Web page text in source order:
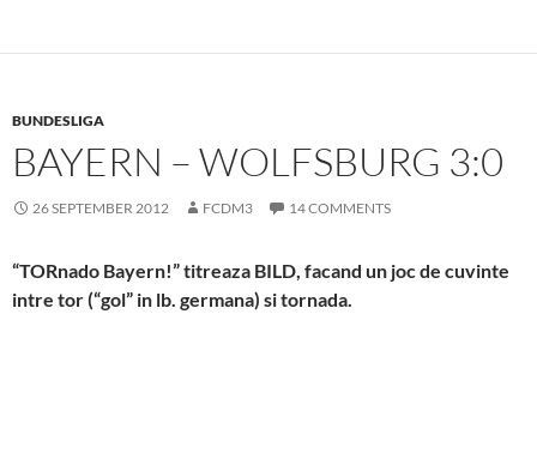
BUNDESLIGA
BAYERN – WOLFSBURG 3:0
26 SEPTEMBER 2012 FCDM3 14 COMMENTS
“TORnado Bayern!” titreaza BILD, facand un joc de cuvinte
intre tor (“gol” in lb. germana) si tornada.